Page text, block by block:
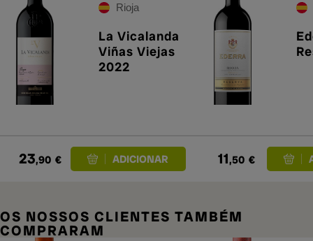
Rioja
La Vicalanda
Viñas Viejas
2022
23,90 € 11,50 €
OS NOSSOS CLIENTES TAMBÉM
COMPRARAM